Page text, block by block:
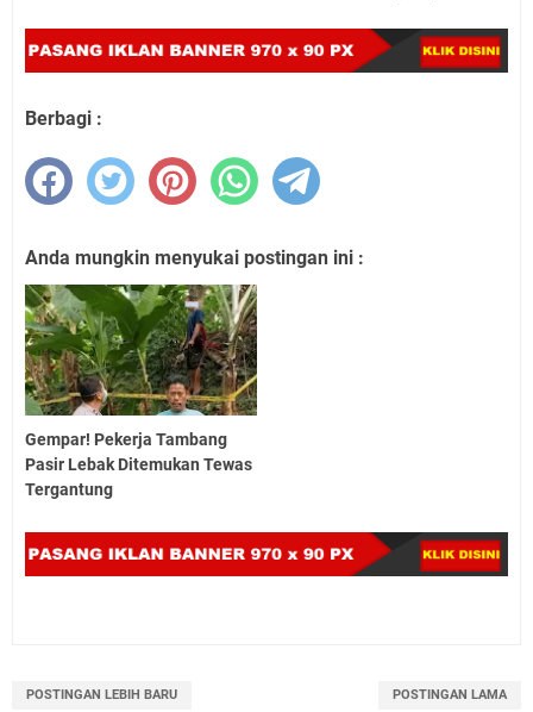
Berbagi :
Anda mungkin menyukai postingan ini :
Gempar! Pekerja Tambang
Pasir Lebak Ditemukan Tewas
Tergantung
POSTINGAN LEBIH BARU POSTINGAN LAMA